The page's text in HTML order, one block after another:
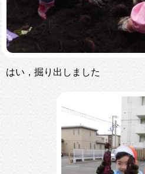
はい，掘り出しました